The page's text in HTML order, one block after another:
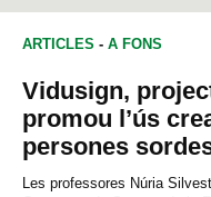
ARTICLES - A FONS
Vidusign,
promou l’ús
persones
Les professores Núria